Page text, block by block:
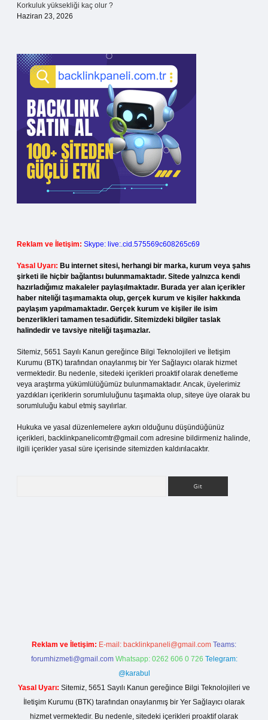
Korkuluk yüksekliği kaç olur ?
Haziran 23, 2026
Reklam ve İletişim: Skype: live:.cid.575569c608265c69
Yasal Uyarı: Bu internet sitesi, herhangi bir marka, kurum veya şahıs
şirketi ile hiçbir bağlantısı bulunmamaktadır. Sitede yalnızca kendi
hazırladığımız makaleler paylaşılmaktadır. Burada yer alan içerikler
haber niteliği taşımamakta olup, gerçek kurum ve kişiler hakkında
paylaşım yapılmamaktadır. Gerçek kurum ve kişiler ile isim
benzerlikleri tamamen tesadüfidir. Sitemizdeki bilgiler taslak
halindedir ve tavsiye niteliği taşımazlar.
Sitemiz, 5651 Sayılı Kanun gereğince Bilgi Teknolojileri ve İletişim
Kurumu (BTK) tarafından onaylanmış bir Yer Sağlayıcı olarak hizmet
vermektedir. Bu nedenle, sitedeki içerikleri proaktif olarak denetleme
veya araştırma yükümlülüğümüz bulunmamaktadır. Ancak, üyelerimiz
yazdıkları içeriklerin sorumluluğunu taşımakta olup, siteye üye olarak bu
sorumluluğu kabul etmiş sayılırlar.
Hukuka ve yasal düzenlemelere aykırı olduğunu düşündüğünüz
içerikleri, backlinkpanelicomtr@gmail.com adresine bildirmeniz halinde,
ilgili içerikler yasal süre içerisinde sitemizden kaldırılacaktır.
Reklam ve İletişim: E-mail: backlinkpaneli@gmail.com Teams:
forumhizmeti@gmail.com Whatsapp: 0262 606 0 726 Telegram:
@karabul
Yasal Uyarı: Sitemiz, 5651 Sayılı Kanun gereğince Bilgi Teknolojileri ve
İletişim Kurumu (BTK) tarafından onaylanmış bir Yer Sağlayıcı olarak
hizmet vermektedir. Bu nedenle, sitedeki içerikleri proaktif olarak